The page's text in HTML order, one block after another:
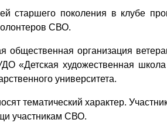
старшего поколения в клубе
СВО.
общественная организация
«Детская художественная
университета.
тематический характер.
участникам СВО.